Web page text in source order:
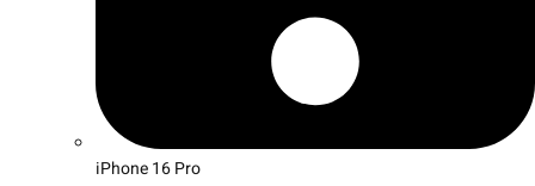
iPhone 16 Pro